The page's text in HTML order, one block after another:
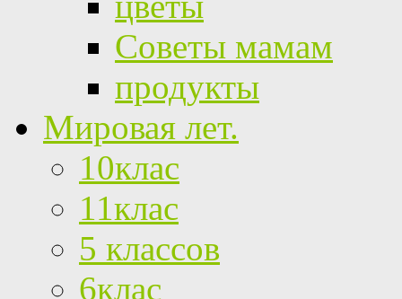
Советы мамам
продукты
Мировая лет.
10клас
11клас
5 классов
6клас